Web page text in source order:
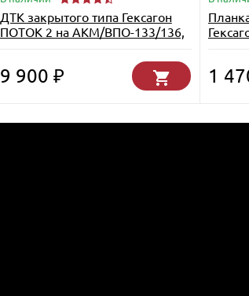
ДТК закрытого типа Гексагон
ПОТОК 2 на АКМ/ВПО-133/136,
9 900 1